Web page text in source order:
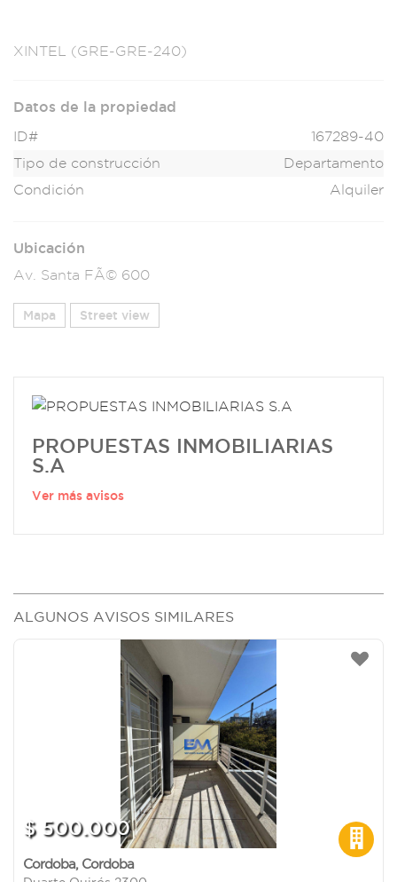
XINTEL (GRE-GRE-240)
Datos de la propiedad
ID#
167289-40
Tipo de construcción
Departamento
Condición
Alquiler
Ubicación
Av. Santa FÃ© 600
Mapa Street view
PROPUESTAS INMOBILIARIAS
S.A
Ver más avisos
ALGUNOS AVISOS SIMILARES
$ 500.000
Cordoba, Cordoba